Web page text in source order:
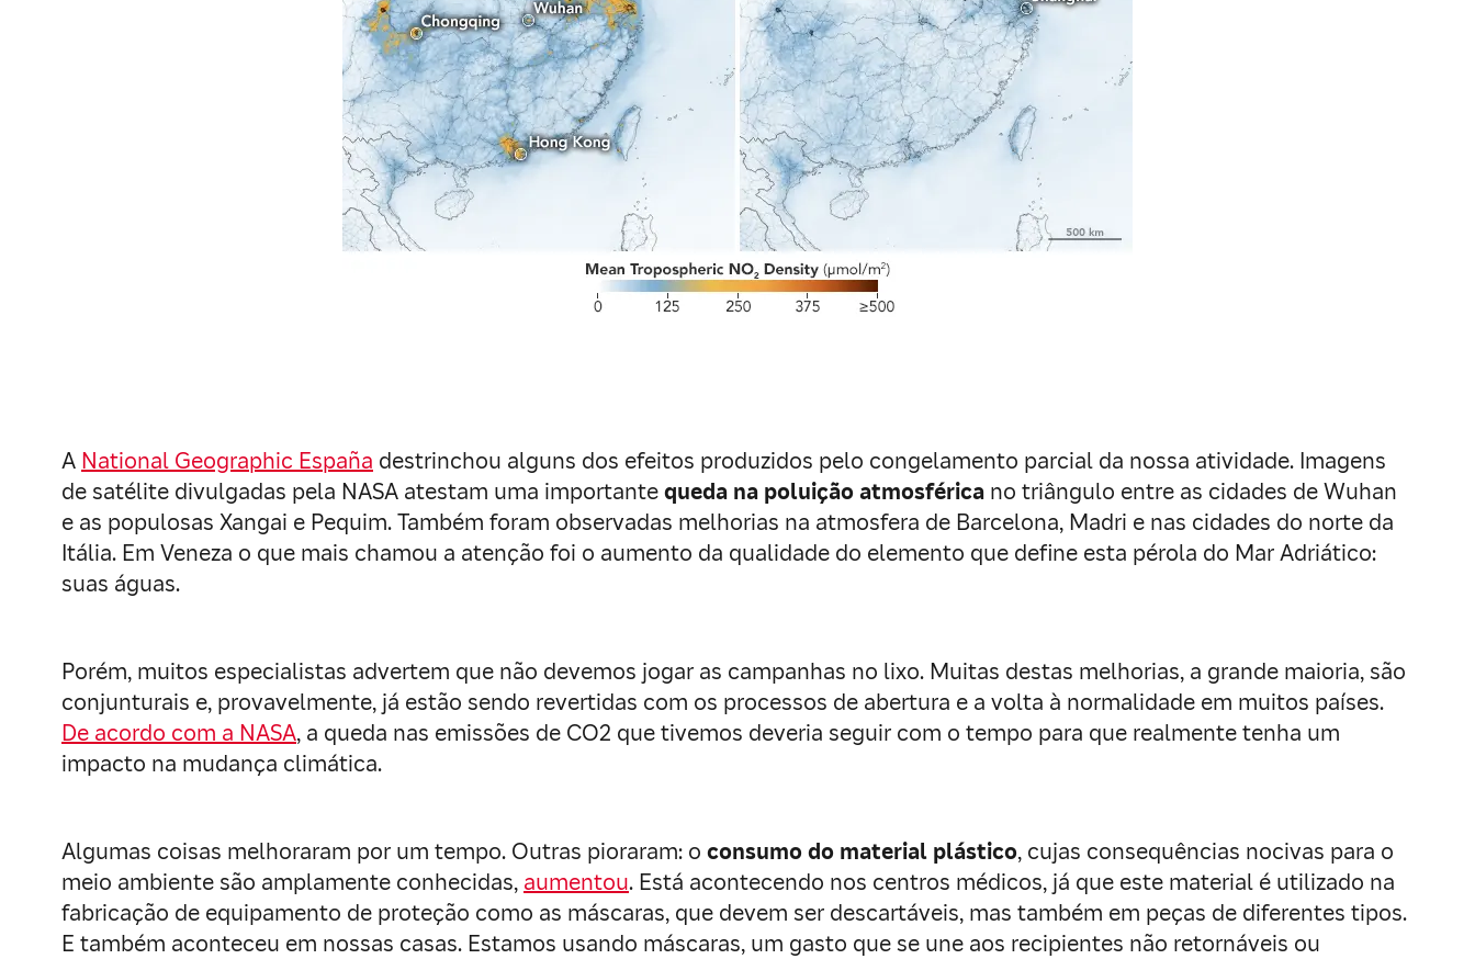
A National Geographic España destrinchou alguns dos efeitos produzidos pelo congelamento parcial da nossa atividade. Imagens
de satélite divulgadas pela NASA atestam uma importantequeda na poluição atmosférica no triângulo entre as cidades de Wuhan
e as populosas Xangai e Pequim. Também foram observadas melhorias na atmosfera de Barcelona, Madri e nas cidades do norte da
Itália. Em Veneza o que mais chamou a atenção foi o aumento da qualidade do elemento que define esta pérola do Mar Adriático:
suas águas.
Porém, muitos especialistas advertem que não devemos jogar as campanhas no lixo. Muitas destas melhorias, a grande maioria, são
conjunturais e, provavelmente, já estão sendo revertidas com os processos de abertura e a volta à normalidade em muitos países.
De acordo com a NASA, a queda nas emissões de CO2 que tivemos deveria seguir com o tempo para que realmente tenha um
impacto na mudança climática.
Algumas coisas melhoraram por um tempo. Outras pioraram: o consumo do material plástico, cujas consequências nocivas para o
meio ambiente são amplamente conhecidas, aumentou. Está acontecendo nos centros médicos, já que este material é utilizado na
fabricação de equipamento de proteção como as máscaras, que devem ser descartáveis, mas também em peças de diferentes tipos.
E também aconteceu em nossas casas. Estamos usando máscaras, um gasto que se une aos recipientes não retornáveis ou